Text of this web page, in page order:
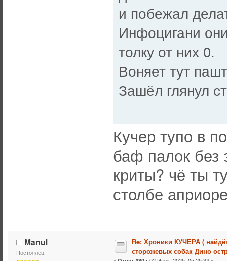
и побежал
Инфоцигани
толку от них 0.
Воняет тут
Зашёл глянул
Кучер тупо в
баф палок без
криты? чё ты
столбе
Manul
Постоялец
Re: Хроники КУЧЕРА (
сторожевых собак Дино